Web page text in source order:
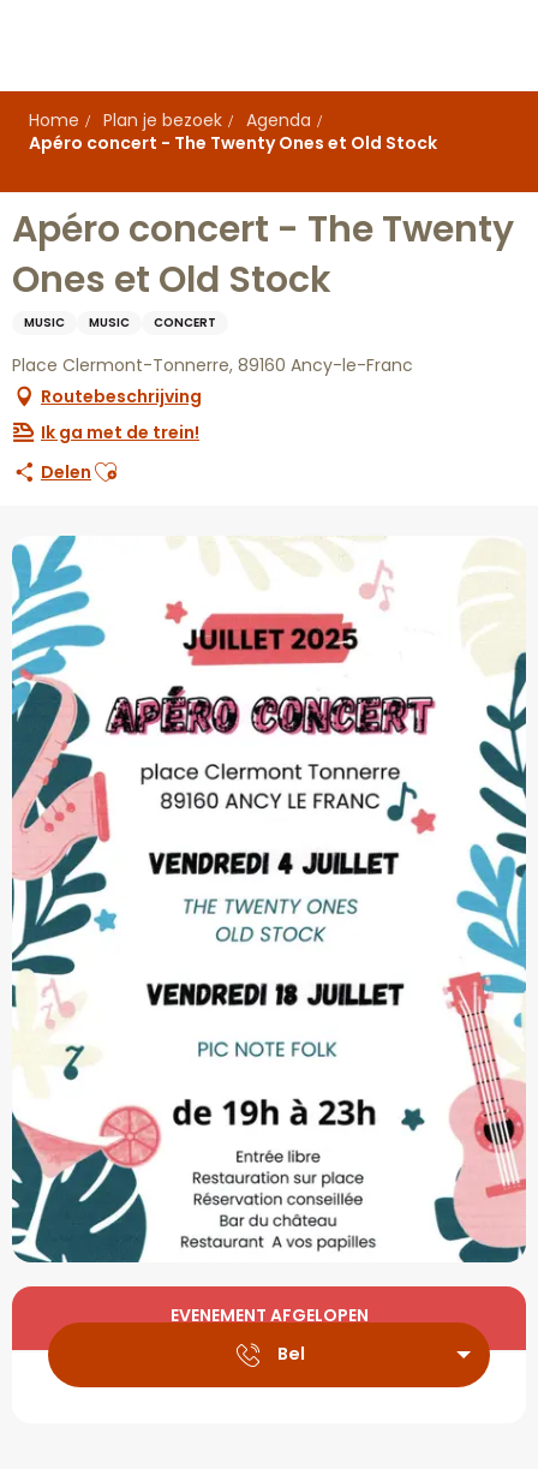
principal
Home
Plan je bezoek
Agenda
Apéro concert - The Twenty Ones et Old Stock
Apéro concert - The Twenty
Ones et Old Stock
MUSIC MUSIC CONCERT
Place Clermont-Tonnerre, 89160 Ancy-le-Franc
Routebeschrijving
Ik ga met de trein!
Delen Ajouter aux favoris
Openingstijden en
EVENEMENT AFGELOPEN
Bel